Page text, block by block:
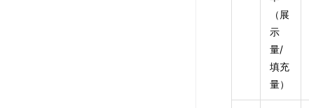
（展
示
量/
填充
量）